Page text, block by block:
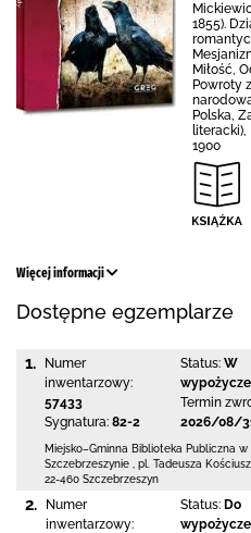
1855).
Miłość,
Powroty
Polska,
literacki),
1900
Więcej informacji
Dostępne egzemplarze
1.
Numer
inwentarzowy:
57433
Sygnatura: 82-2
Status: W
Termin
2026/08/
Miejsko–Gminna Biblioteka Publiczna w
Szczebrzeszynie
pl. Tadeusza
22-460 Szczebrzeszyn
2.
Numer
inwentarzowy:
Status: Do